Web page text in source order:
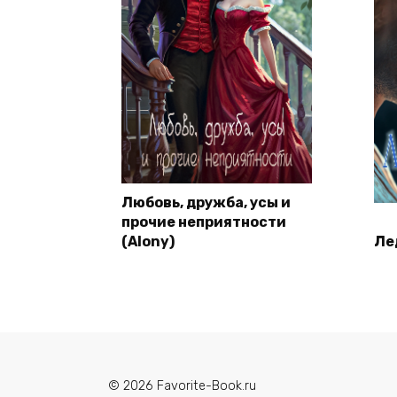
Любовь, дружба, усы и
прочие неприятности
(Alony)
© 2026 Favorite-Book.ru